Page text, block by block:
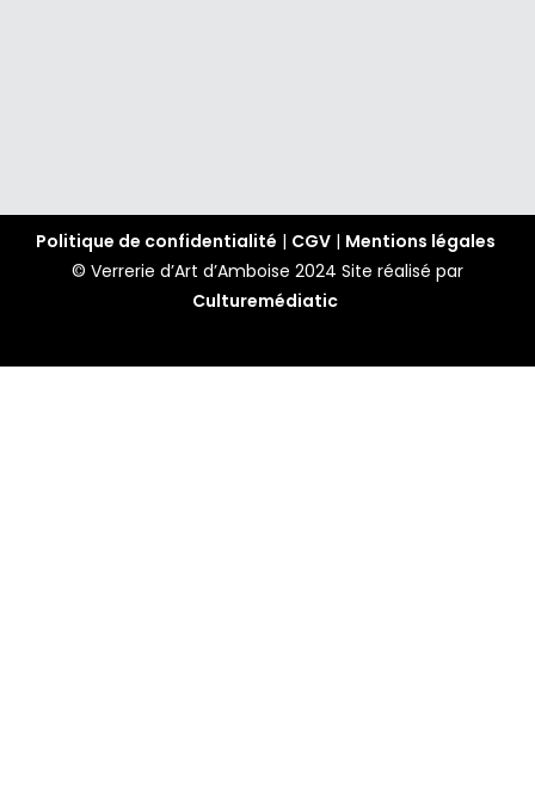
Politique de confidentialité | CGV | Mentions légales
© Verrerie d’Art d’Amboise 2024 Site réalisé par
Culturemédiatic